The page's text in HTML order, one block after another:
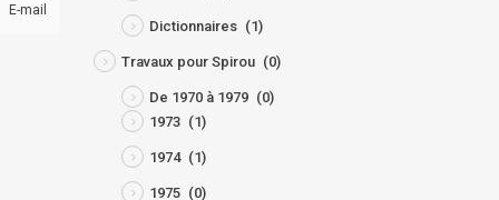
E-mail
Dictionnaires (1)
Travaux pour Spirou (0)
De 1970 à 1979 (0)
1973 (1)
1974 (1)
1975 (0)